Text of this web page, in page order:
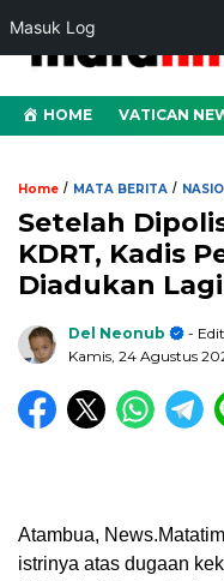
Masuk Log
HOME VATICAN
Home / MATA BERITA /
Setelah
KDRT, Kadis
Diadukan
Del Neonub
-
Kamis, 24 Agustus
Atambua,
istrinya atas dugaan